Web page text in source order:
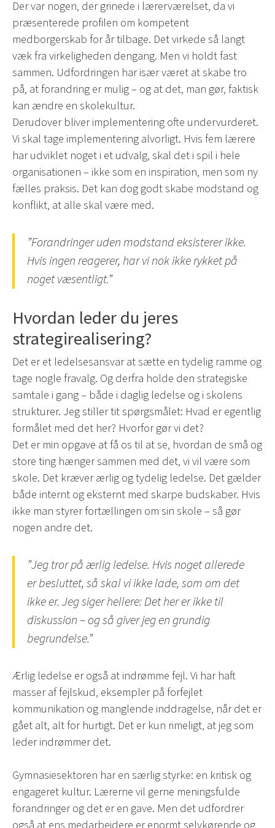
Der var nogen, der grinede i lærerværelset, da vi
præsenterede profilen om kompetent
medborgerskab for år tilbage. Det virkede så langt
væk fra virkeligheden dengang. Men vi holdt fast
sammen. Udfordringen har især været at skabe tro
på, at forandring er mulig – og at det, man gør, faktisk
kan ændre en skolekultur.
Derudover bliver implementering ofte undervurderet.
Vi skal tage implementering alvorligt. Hvis fem lærere
har udviklet noget i et udvalg, skal det i spil i hele
organisationen – ikke som en inspiration, men som ny
fælles praksis. Det kan dog godt skabe modstand og
konflikt, at alle skal være med.
”Forandringer uden modstand eksisterer ikke.
Hvis ingen reagerer, har vi nok ikke rykket på
noget væsentligt.”
Hvordan leder du jeres
strategirealisering?
Det er et ledelsesansvar at sætte en tydelig ramme og
tage nogle fravalg. Og derfra holde den strategiske
samtale i gang – både i daglig ledelse og i skolens
strukturer. Jeg stiller tit spørgsmålet: Hvad er egentlig
formålet med det her? Hvorfor gør vi det?
Det er min opgave at få os til at se, hvordan de små og
store ting hænger sammen med det, vi vil være som
skole. Det kræver ærlig og tydelig ledelse. Det gælder
både internt og eksternt med skarpe budskaber. Hvis
ikke man styrer fortællingen om sin skole – så gør
nogen andre det.
”Jeg tror på ærlig ledelse. Hvis noget allerede
er besluttet, så skal vi ikke lade, som om det
ikke er. Jeg siger hellere: Det her er ikke til
diskussion – og så giver jeg en grundig
begrundelse.”
Ærlig ledelse er også at indrømme fejl. Vi har haft
masser af fejlskud, eksempler på forfejlet
kommunikation og manglende inddragelse, når det er
gået alt, alt for hurtigt. Det er kun rimeligt, at jeg som
leder indrømmer det.
Gymnasiesektoren har en særlig styrke: en kritisk og
engageret kultur. Lærerne vil gerne meningsfulde
forandringer og det er en gave. Men det udfordrer